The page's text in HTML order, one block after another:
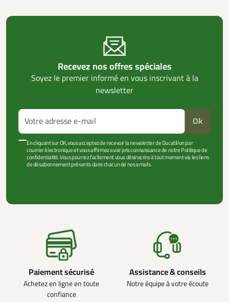
Recevez nos offres spéciales
Soyez le premier informé en vous inscrivant à la
newsletter
Ok
En cliquant sur OK, vous acceptez de recevoir la newsletter de Ducatillon par
courrier électronique et vous affirmez avoir pris connaissance de notre Politique de
confidentialité. Vous pourrez facilement vous désinscrire à tout moment via les liens
de désabonnement présents dans chacun de nos emails.
Paiement sécurisé
Achetez en ligne en toute
confiance
Assistance & conseils
Notre équipe à votre écoute